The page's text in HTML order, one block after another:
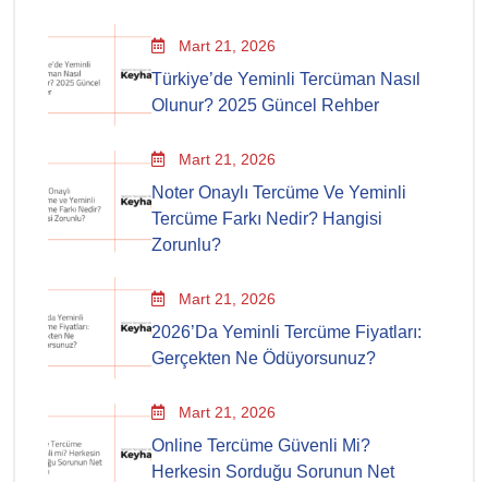
Mart 21, 2026
Türkiye’de Yeminli Tercüman Nasıl
Olunur? 2025 Güncel Rehber
Mart 21, 2026
Noter Onaylı Tercüme Ve Yeminli
Tercüme Farkı Nedir? Hangisi
Zorunlu?
Mart 21, 2026
2026’da Yeminli Tercüme Fiyatları:
Gerçekten Ne Ödüyorsunuz?
Mart 21, 2026
Online Tercüme Güvenli Mi?
Herkesin Sorduğu Sorunun Net